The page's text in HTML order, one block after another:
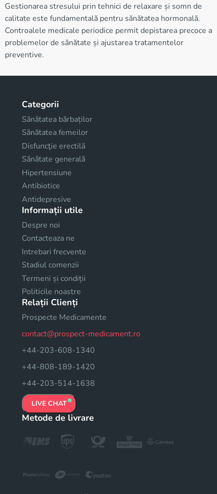
Gestionarea stresului prin tehnici de relaxare și somn de
calitate este fundamentală pentru sănătatea hormonală.
Controalele medicale periodice permit depistarea precoce a
problemelor de sănătate și ajustarea tratamentelor
preventive.
Categorii
Sănătatea bărbaților
Sănătatea femeilor
Disfuncţie erectilă
Sănătate generală
Hipertensiune
Antibiotice
Antidepresive
Informații utile
Despre noi
Contacteaza ne
Intrebari frecvente
Stadiul comenzii
Termeni și condiții
Politicile noastre
Relații Clienți
Prospecte Medicamente
contact@prospect-medicament.ro
+44-203-608-1340
+44-808-189-1420
+44-203-514-1638
LIVE CHAT
Metode de livrare